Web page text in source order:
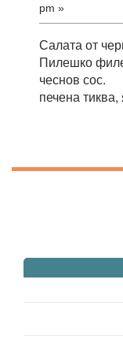
pm »
Салата от
Пилешко
чеснов сос.
печена